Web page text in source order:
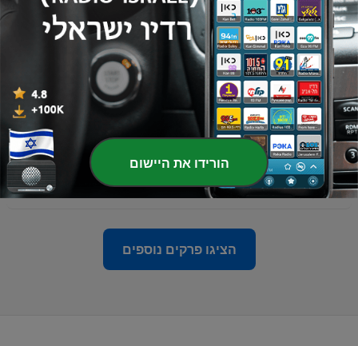
02 מאי 2025
4
-
במעגל סגור - פודקאסט אימה | והפעם: מי אתם ארגון
הטרור חמאס | פרק ספיישל
11 אפר' 2025
3
-
במעגל סגור - פודקאסט אימה | והפעם: הסרט ׳תברח׳
של ג׳ורדן פיל | פרק 3
2
במעגל סגור - פרק 2 | דארק ווב של אגדות | עם: תומר
כרמלי
10 ינו' 2025
הציגו פרקים נוספים
הורידו את היישום